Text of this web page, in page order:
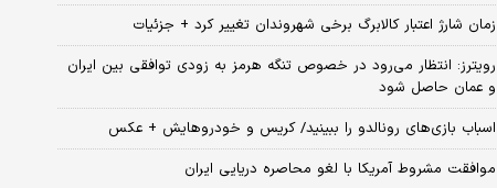
زمان شارژ اعتبار کالابرگ برخی شهروندان تغییر کرد + جزئیات
رویترز: انتظار می‌رود در خصوص تنگه هرمز به زودی توافقی بین ایران
و عمان حاصل شود
اسباب‌ بازی‌های رونالدو را ببینید/ کریس و خودروهایش + عکس
موافقت مشروط آمریکا با لغو محاصره دریایی ایران